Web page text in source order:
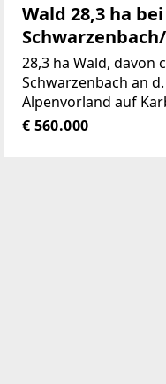
Wald 28,3 ha bei
28,3 ha Wald, davon
Schwarzenbach an
Alpenvorland auf
Mostviertel,
€ 560.000